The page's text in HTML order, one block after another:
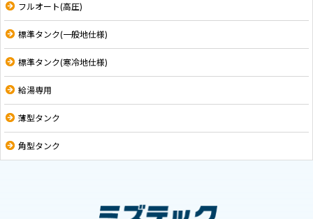
フルオート(高圧)
標準タンク(一般地仕様)
標準タンク(寒冷地仕様)
給湯専用
薄型タンク
角型タンク